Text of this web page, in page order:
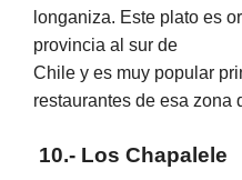
longaniza. Este plato es
provincia al sur de
Chile y es muy popular
restaurantes de esa zona
10.- Los Chapalele